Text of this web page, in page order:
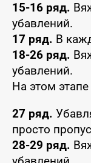
15-16 ряд.
убавлений.
17 ряд. В
18-26 ряд.
убавлений.
На этом
27 ряд.
просто
28-29 ряд.